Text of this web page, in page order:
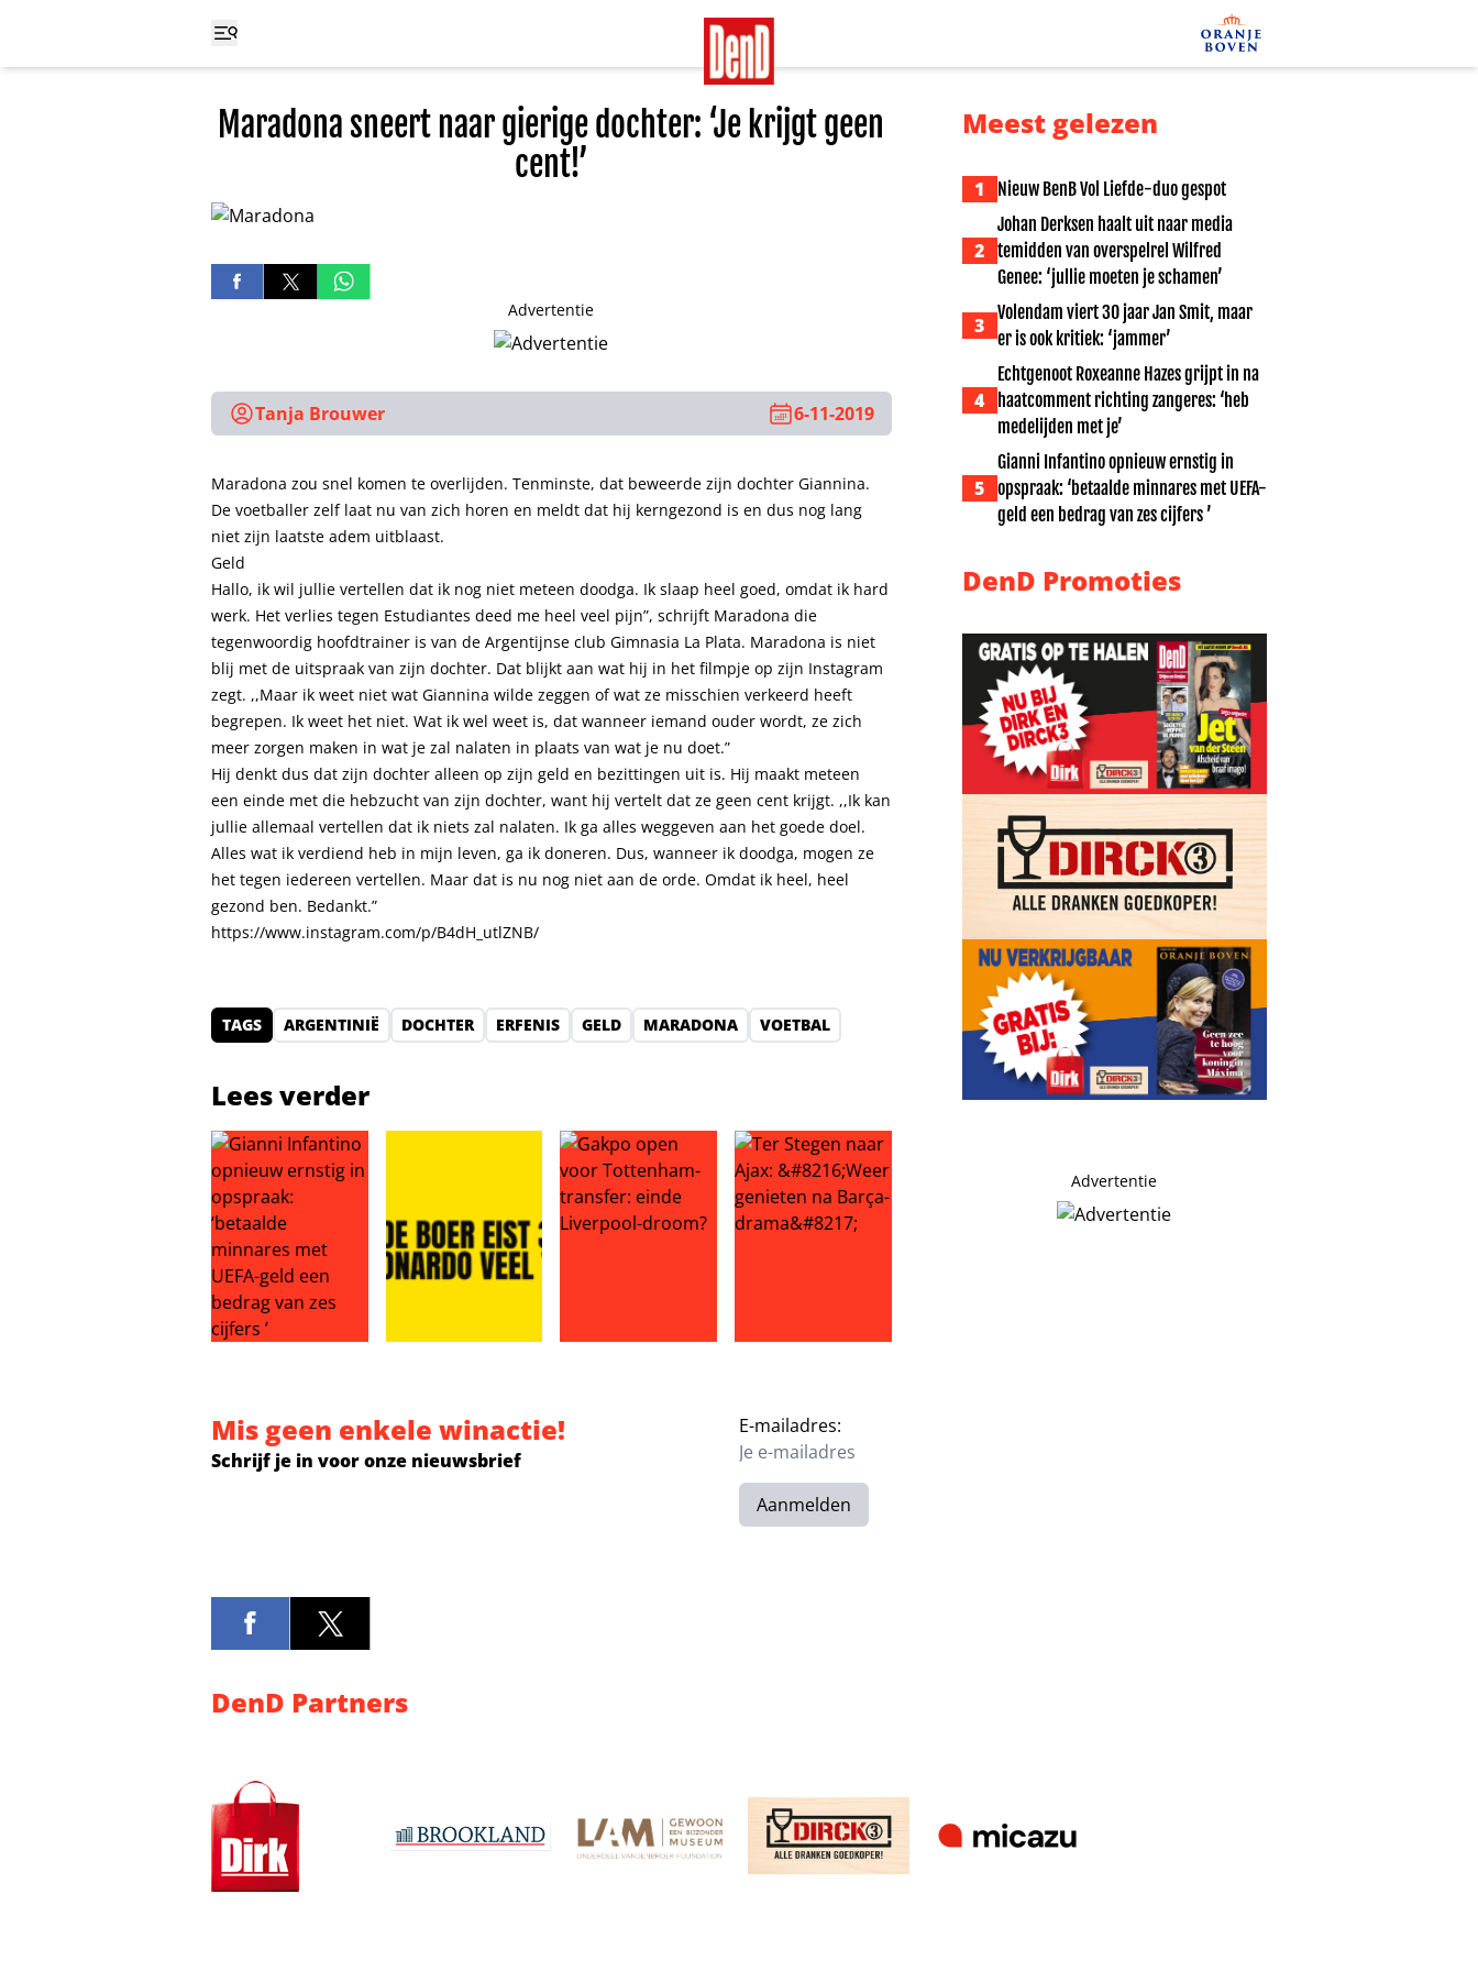
Maradona sneert naar gierige dochter: ‘Je krijgt geen
cent!’
Advertentie
Tanja Brouwer 6-11-2019
Maradona zou snel komen te overlijden. Tenminste, dat beweerde zijn dochter Giannina.
De voetballer zelf laat nu van zich horen en meldt dat hij kerngezond is en dus nog lang
niet zijn laatste adem uitblaast.
Geld
Hallo, ik wil jullie vertellen dat ik nog niet meteen doodga. Ik slaap heel goed, omdat ik hard
werk. Het verlies tegen Estudiantes deed me heel veel pijn”, schrijft Maradona die
tegenwoordig hoofdtrainer is van de Argentijnse club Gimnasia La Plata. Maradona is niet
blij met de uitspraak van zijn dochter. Dat blijkt aan wat hij in het filmpje op zijn Instagram
zegt. ,,Maar ik weet niet wat Giannina wilde zeggen of wat ze misschien verkeerd heeft
begrepen. Ik weet het niet. Wat ik wel weet is, dat wanneer iemand ouder wordt, ze zich
meer zorgen maken in wat je zal nalaten in plaats van wat je nu doet.”
Hij denkt dus dat zijn dochter alleen op zijn geld en bezittingen uit is. Hij maakt meteen
een einde met die hebzucht van zijn dochter, want hij vertelt dat ze geen cent krijgt. ,,Ik kan
jullie allemaal vertellen dat ik niets zal nalaten. Ik ga alles weggeven aan het goede doel.
Alles wat ik verdiend heb in mijn leven, ga ik doneren. Dus, wanneer ik doodga, mogen ze
het tegen iedereen vertellen. Maar dat is nu nog niet aan de orde. Omdat ik heel, heel
gezond ben. Bedankt.”
https://www.instagram.com/p/B4dH_utlZNB/
TAGS ARGENTINIË DOCHTER ERFENIS GELD MARADONA VOETBAL
Lees verder
Meest gelezen
1 Nieuw BenB Vol Liefde-duo gespot
2
Johan Derksen haalt uit naar media
temidden van overspelrel Wilfred
Genee: ‘jullie moeten je schamen’
3
Volendam viert 30 jaar Jan Smit, maar
er is ook kritiek: ‘jammer’
4
Echtgenoot Roxeanne Hazes grijpt in na
haatcomment richting zangeres: ‘heb
medelijden met je’
5
Gianni Infantino opnieuw ernstig in
opspraak: ‘betaalde minnares met UEFA-
geld een bedrag van zes cijfers ’
DenD Promoties
Advertentie
Mis geen enkele winactie!
Schrijf je in voor onze nieuwsbrief
E-mailadres:
Aanmelden
DenD Partners